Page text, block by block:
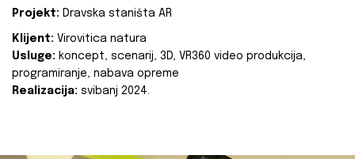
Projekt: Dravska staništa AR
Klijent: Virovitica natura
Usluge: koncept, scenarij, 3D, VR360 video produkcija,
programiranje, nabava opreme
Realizacija: svibanj 2024.